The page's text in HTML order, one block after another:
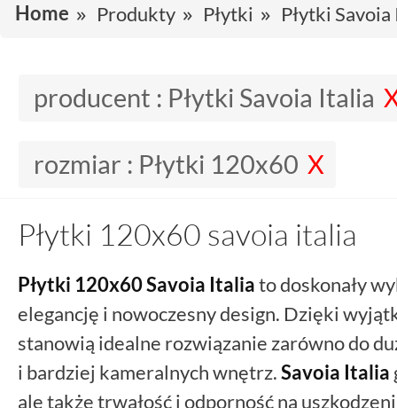
Home Produkty Płytki Płytki
producent : Płytki Savoia Italia
rozmiar : Płytki 120x60
Płytki 120x60 savoia italia
Płytki 120x60Savoia Italiato doskonały
elegancję i nowoczesny design. Dzięki
stanowią idealne rozwiązanie zarówno do
i bardziej kameralnych wnętrz.Savoia Italia
ale także trwałość i odporność na